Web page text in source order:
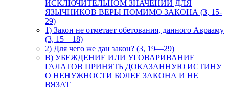
ИСКЛЮЧИТЕЛЬНОМ ЗНАЧЕНИИ ДЛЯ
ЯЗЫЧНИКОВ ВЕРЫ ПОМИМО ЗАКОНА (3, 15-
29)
1) Закон не отметает обетования, данного Аврааму
(3, 15—18)
2) Для чего же дан закон? (3, 19—29)
В) УБЕЖДЕНИЕ ИЛИ УГОВАРИВАНИЕ
ГАЛАТОВ ПРИНЯТЬ ДОКАЗАННУЮ ИСТИНУ
О НЕНУЖНОСТИ БОЛЕЕ ЗАКОНА И НЕ
ВЯЗАТ